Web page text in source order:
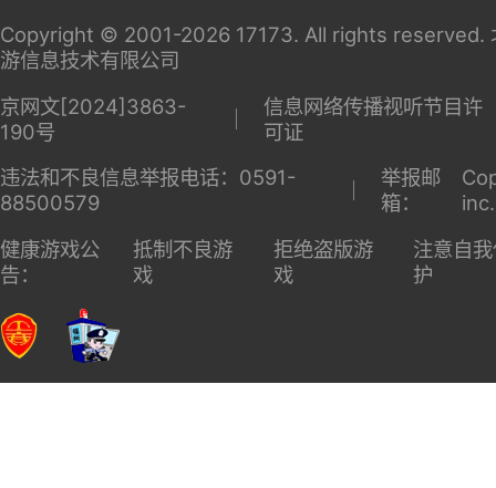
Copyright © 2001-2026 17173. All rights reserved.
游信息技术有限公司
京网文[2024]3863-
190号
信息网络传播视听节目许
可证
违法和不良信息举报电话：0591-
88500579
举报邮
箱：
健康游戏公
告：
抵制不良游
戏
拒绝盗版游
戏
注意自
护